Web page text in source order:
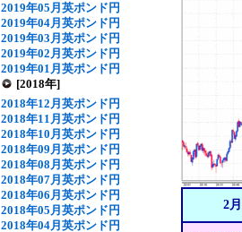
2019年05月英ポンド円
2019年04月英ポンド円
2019年03月英ポンド円
2019年02月英ポンド円
2019年01月英ポンド円
[2018年]
2018年12月英ポンド円
2018年11月英ポンド円
2018年10月英ポンド円
2018年09月英ポンド円
2018年08月英ポンド円
2018年07月英ポンド円
2018年06月英ポンド円
2018年05月英ポンド円
2018年04月英ポンド円
2